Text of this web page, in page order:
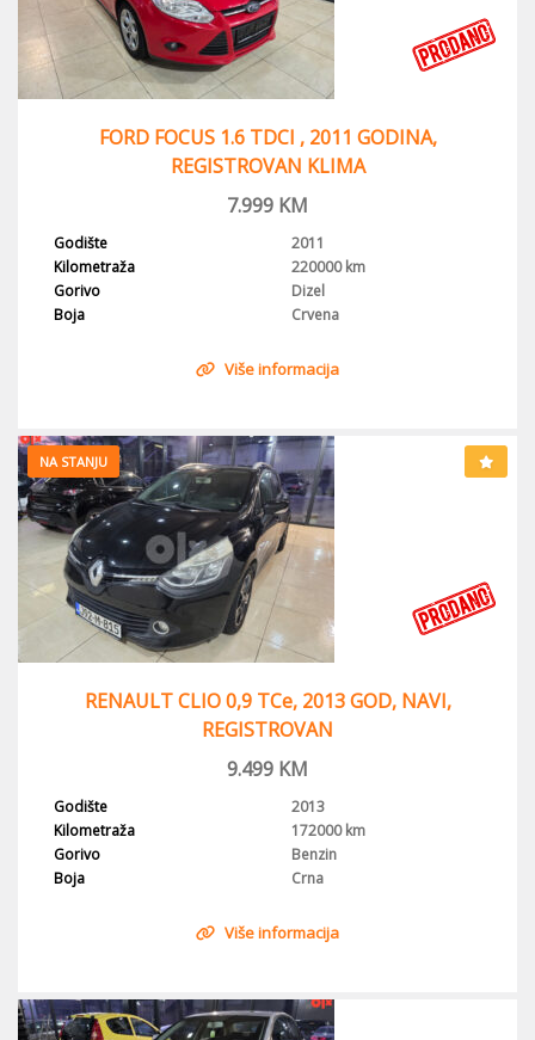
FORD FOCUS 1.6 TDCI , 2011 GODINA,
REGISTROVAN KLIMA
7.999 KM
Godište
2011
Kilometraža
220000 km
Gorivo
Dizel
Boja
Crvena
Više informacija
NA STANJU
RENAULT CLIO 0,9 TCe, 2013 GOD, NAVI,
REGISTROVAN
9.499 KM
Godište
2013
Kilometraža
172000 km
Gorivo
Benzin
Boja
Crna
Više informacija